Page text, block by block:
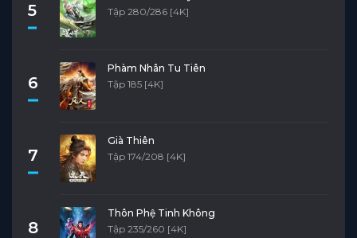
5
Tập 280/286 [4K]
6
Phàm Nhân Tu Tiên
Tập 185 [4K]
7
Già Thiên
Tập 174/208 [4K]
8
Thôn Phệ Tinh Không
Tập 235/260 [4K]